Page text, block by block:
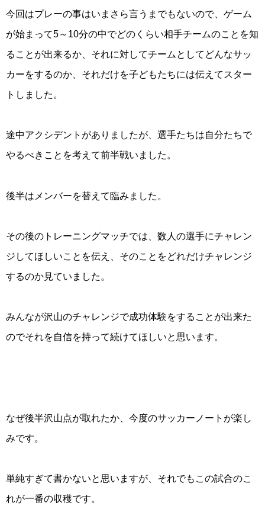
今回はプレーの事はいまさら言うまでもないので、ゲーム
が始まって5～10分の中でどのくらい相手チームのことを知
ることが出来るか、それに対してチームとしてどんなサッ
カーをするのか、それだけを子どもたちには伝えてスター
トしました。
途中アクシデントがありましたが、選手たちは自分たちで
やるべきことを考えて前半戦いました。
後半はメンバーを替えて臨みました。
その後のトレーニングマッチでは、数人の選手にチャレン
ジしてほしいことを伝え、そのことをどれだけチャレンジ
するのか見ていました。
みんなが沢山のチャレンジで成功体験をすることが出来た
のでそれを自信を持って続けてほしいと思います。
なぜ後半沢山点が取れたか、今度のサッカーノートが楽し
みです。
単純すぎて書かないと思いますが、それでもこの試合のこ
れが一番の収穫です。